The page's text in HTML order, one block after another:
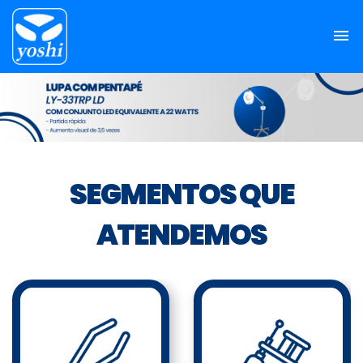
SEGMENTOS QUE
ATENDEMOS